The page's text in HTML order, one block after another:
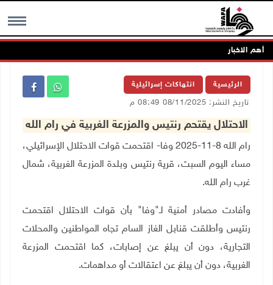
MENU أهم الاخبار
الرئيسية انتهاكات إسرائيلية
تاريخ النشر: 08/11/2025 08:49 م
الاحتلال يقتحم رنتيس والمزرعة الغربية في رام الله
رام الله 8-11-2025 وفا- اقتحمت قوات الاحتلال الإسرائيلي،
مساء اليوم السبت، قرية رنتيس وبلدة المزرعة الغربية، شمال
غرب رام الله.
وأفادت مصادر أمنية لـ"وفا" بأن قوات الاحتلال اقتحمت
رنتيس وأطلقت قنابل الغاز السام تجاه المواطنين والمحلات
التجارية، دون أن يبلغ عن إصابات، كما اقتحمت المزرعة
الغربية، دون أن يبلغ عن اعتقالات أو مداهمات.